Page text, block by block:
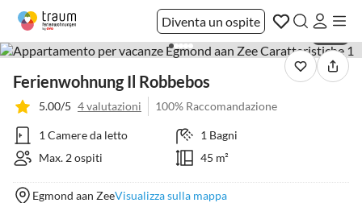
Diventa un ospite
Ferienwohnung Il Robbebos
5.00/5 4 valutazioni 100% Raccomandazione
1 Camere da letto
1 Bagni
Max. 2 ospiti
45 m²
Egmond aan ZeeVisualizza sulla mappa